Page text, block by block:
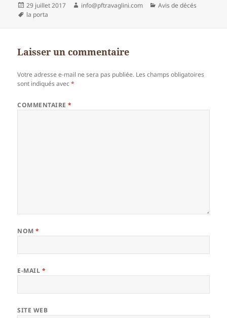
Publié
le
29 juillet 2017 Auteur
info@pftravaglini.com Catégories
Avis de décés
Mots-
la porta
Laisser un commentaire
Votre adresse e-mail ne sera pas publiée. Les champs obligatoires
sont indiqués avec*
COMMENTAIRE*
NOM*
E-MAIL *
SITE WEB